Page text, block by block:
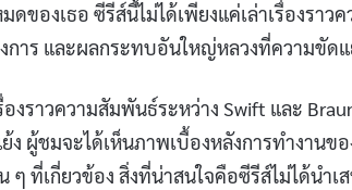
ดของเธอ ซีรีส์นี้ไม่ได้เพียงแค่เล่าเรื่องรา
งการ และผลกระทบอันใหญ่หลวงที่ความขั
งราวความสัมพันธ์ระหว่าง Swift และ
ผู้ชมจะได้เห็นภาพเบื้องหลังการทำงานขอ
ที่เกี่ยวข้อง สิ่งที่น่าสนใจคือซีรีส์ไม่ได้นำเ